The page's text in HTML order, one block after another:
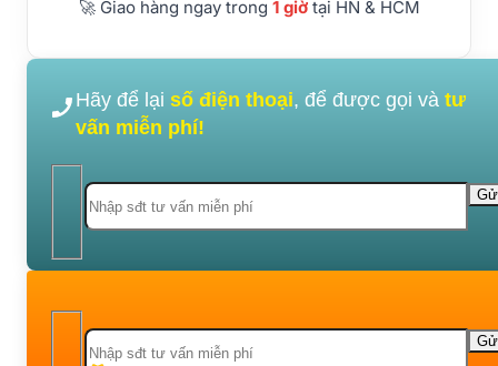
🚀 Giao hàng ngay trong 1 giờtại HN & HCM
Hãy để lại số điện thoại, để được gọi và tư
vấn miễn phí!